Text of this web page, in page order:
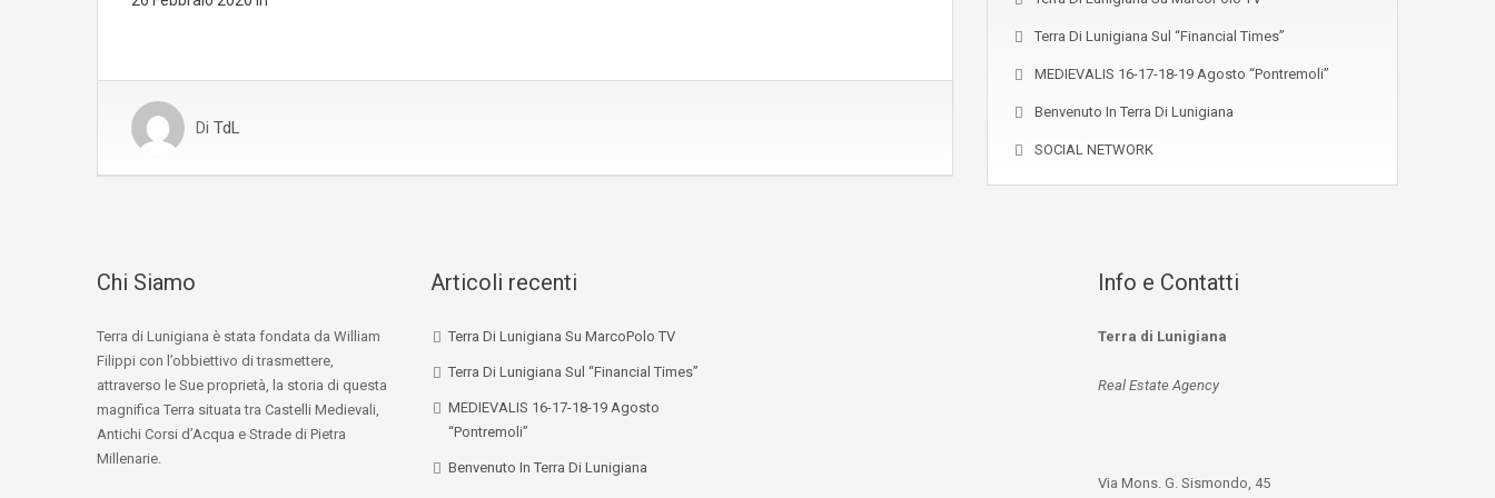
Di TdL
Terra Di Lunigiana Sul “Financial Times”
MEDIEVALIS 16-17-18-19 Agosto “Pontremoli”
Benvenuto In Terra Di Lunigiana
SOCIAL NETWORK
Chi Siamo
Terra di Lunigiana è stata fondata da William
Filippi con l’obbiettivo di trasmettere,
attraverso le Sue proprietà, la storia di questa
magnifica Terra situata tra Castelli Medievali,
Antichi Corsi d’Acqua e Strade di Pietra
Millenarie.
Articoli recenti
Terra Di Lunigiana Su MarcoPolo TV
Terra Di Lunigiana Sul “Financial Times”
MEDIEVALIS 16-17-18-19 Agosto
“Pontremoli”
Benvenuto In Terra Di Lunigiana
Info e Contatti
Terra di Lunigiana
Real Estate Agency
Via Mons. G. Sismondo, 45